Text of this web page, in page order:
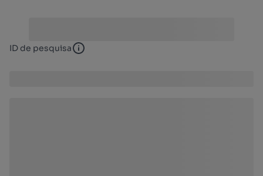
ID de pesquisa ID de pesquisa